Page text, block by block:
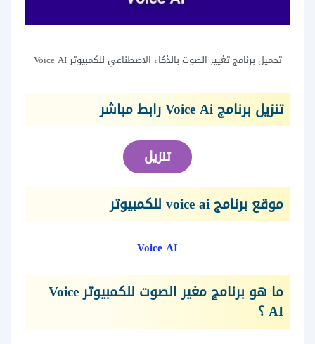
تحميل برنامج تغيير الصوت بالذكاء الاصطناعي للكمبيوتر Voice AI
تنزيل برنامج Voice Ai رابط مباشر
تنزيل
موقع برنامج voice ai للكمبيوتر
Voice AI
ما هو برنامج مغير الصوت للكمبيوتر Voice
AI ؟